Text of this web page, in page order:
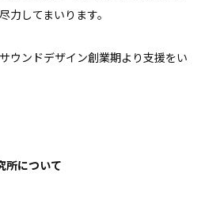
力してまいります。
ウンドデザイン創業期より支援をい
所について